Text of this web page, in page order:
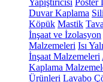
Yapıştırıcısı Poster
Duvar Kaplama
Köpük Mastik
İnşaat ve İzolasyon
Malzemeleri Isı
İnşaat Malzemeleri
Kaplama
Ürünleri Lavabo